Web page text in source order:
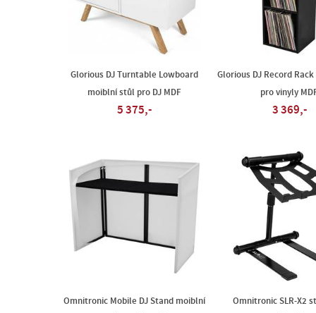
Glorious DJ Turntable Lowboard
moiblní stůl pro DJ MDF
5 375,-
Glorious DJ Record
pro vinyly
3 369,-
Omnitronic Mobile DJ Stand moiblní
Omnitronic SLR-X2